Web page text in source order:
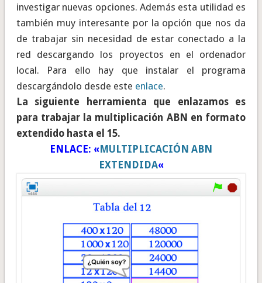
investigar nuevas opciones. Además esta utilidad es
también muy interesante por la opción que nos da
de trabajar sin necesidad de estar conectado a la
red descargando los proyectos en el ordenador
local. Para ello hay que instalar el programa
descargándolo desde este enlace.
La siguiente herramienta que enlazamos es
para trabajar la multiplicación ABN en formato
extendido hasta el 15.
ENLACE: « MULTIPLICACIÓN ABN
EXTENDIDA«